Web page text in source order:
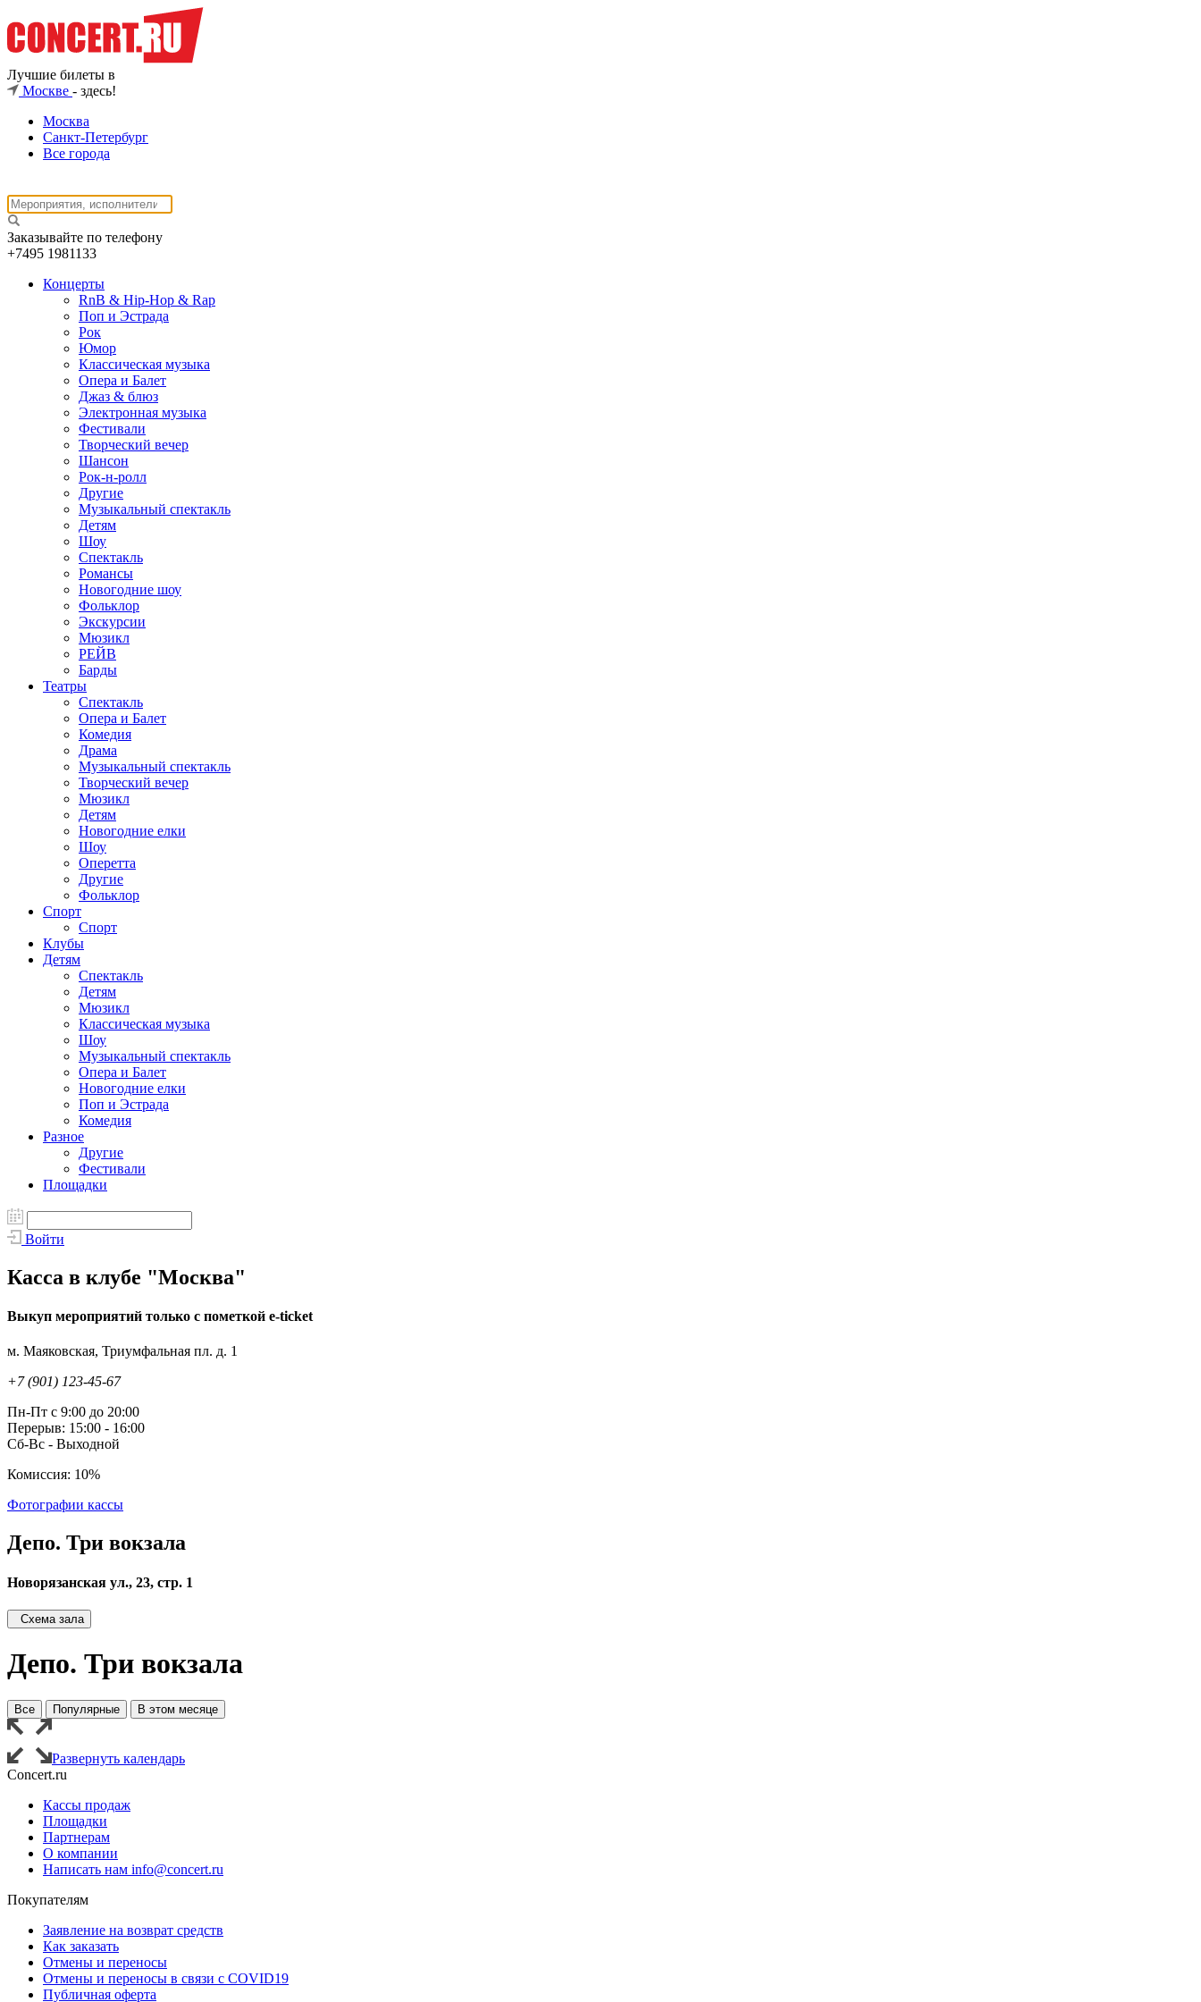
Лучшие билеты в
Москве - здесь!
Москва
Санкт-Петербург
Все города
Заказывайте по телефону
+7495 1981133
Концерты
RnB & Hip-Hop & Rap
Поп и Эстрада
Рок
Юмор
Классическая музыка
Опера и Балет
Джаз & блюз
Электронная музыка
Фестивали
Творческий вечер
Шансон
Рок-н-ролл
Другие
Музыкальный спектакль
Детям
Шоу
Спектакль
Романсы
Новогодние шоу
Фольклор
Экскурсии
Мюзикл
РЕЙВ
Барды
Театры
Спектакль
Опера и Балет
Комедия
Драма
Музыкальный спектакль
Творческий вечер
Мюзикл
Детям
Новогодние елки
Шоу
Оперетта
Другие
Фольклор
Спорт
Спорт
Клубы
Детям
Спектакль
Детям
Мюзикл
Классическая музыка
Шоу
Музыкальный спектакль
Опера и Балет
Новогодние елки
Поп и Эстрада
Комедия
Разное
Другие
Фестивали
Площадки
Войти
Касса в клубе "Москва"
Выкуп мероприятий только с пометкой e-ticket
м. Маяковская, Триумфальная пл. д. 1
+7 (901) 123-45-67
Пн-Пт с 9:00 до 20:00
Перерыв: 15:00 - 16:00
Сб-Вс - Выходной
Комиссия: 10%
Фотографии кассы
Депо. Три вокзала
Новорязанская ул., 23, стр. 1
Схема зала
Депо. Три вокзала
Все Популярные В этом месяце
Развернуть календарь
Concert.ru
Кассы продаж
Площадки
Партнерам
О компании
Написать нам info@concert.ru
Покупателям
Заявление на возврат средств
Как заказать
Отмены и переносы
Отмены и переносы в связи с COVID19
Публичная оферта